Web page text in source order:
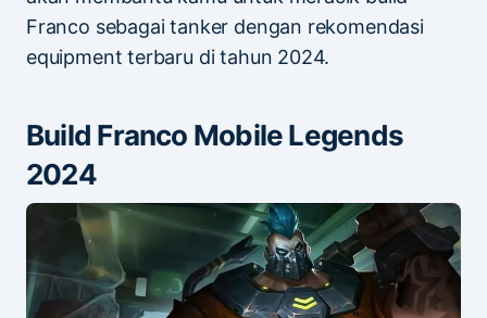
Franco sebagai tanker dengan rekomendasi
equipment terbaru di tahun 2024.
Build Franco Mobile Legends
2024